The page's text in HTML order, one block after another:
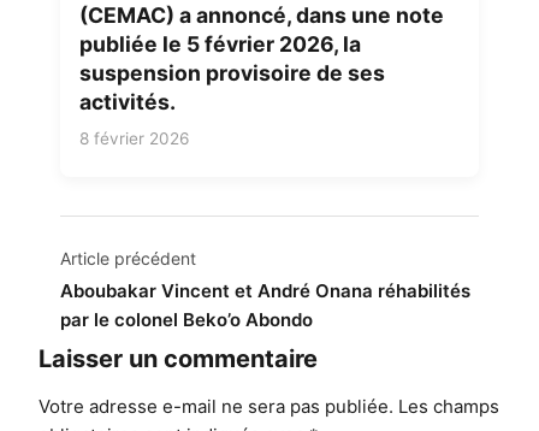
(CEMAC) a annoncé, dans une note
publiée le 5 février 2026, la
suspension provisoire de ses
activités.
8 février 2026
Navigation
de
l’article
Article précédent
Aboubakar Vincent et André Onana réhabilités
par le colonel Beko’o Abondo
Laisser un commentaire
Votre adresse e-mail ne sera pas publiée. Les champs